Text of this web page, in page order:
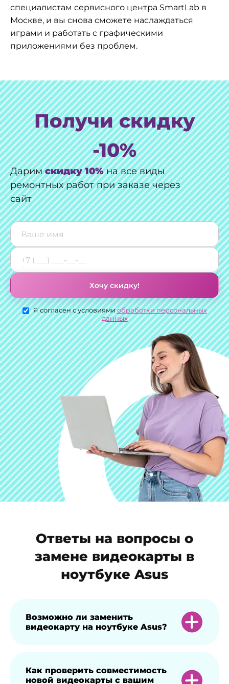
специалистам сервисного центра SmartLab в
Москве, и вы снова сможете наслаждаться
играми и работать с графическими
приложениями без проблем.
Получи скидку
-10%
Даримскидку 10%на все виды
ремонтных работ при заказе через
сайт
Хочу скидку!
Я согласен с условиямиобработки персональных
данных
Ответы на вопросы о
замене видеокарты в
ноутбуке Asus
Возможно ли заменить
видеокарту на ноутбуке Asus?
Да, мы проводим замену видеокарт для
Как проверить совместимость
новой видеокарты с вашим